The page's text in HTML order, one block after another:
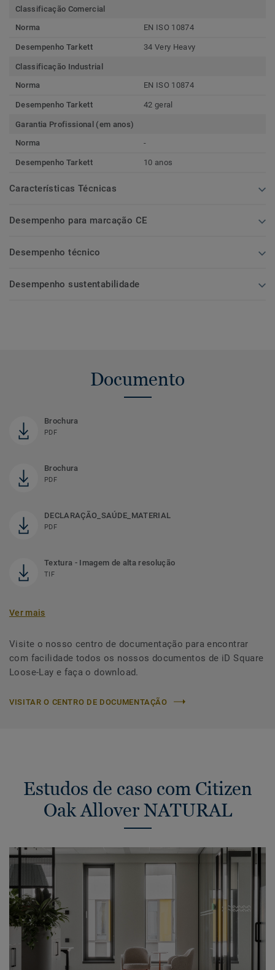
Classificação Comercial
Norma
EN ISO 10874
Desempenho Tarkett 34 Very Heavy
Classificação Industrial
Norma
EN ISO 10874
Desempenho Tarkett 42 geral
Garantia Profissional (em anos)
Norma
-
Desempenho Tarkett 10 anos
Características Técnicas
Desempenho para marcação CE
Desempenho técnico
Desempenho sustentabilidade
Documento
Brochura
PDF
Brochura
PDF
DECLARAÇÃO_SAÚDE_MATERIAL
PDF
Textura - Imagem de alta resolução
TIF
Ver mais
Visite o nosso centro de documentação para encontrar
com facilidade todos os nossos documentos de iD Square
Loose-Lay e faça o download.
VISITAR O CENTRO DE DOCUMENTAÇÃO
Estudos de caso com Citizen
Oak Allover NATURAL